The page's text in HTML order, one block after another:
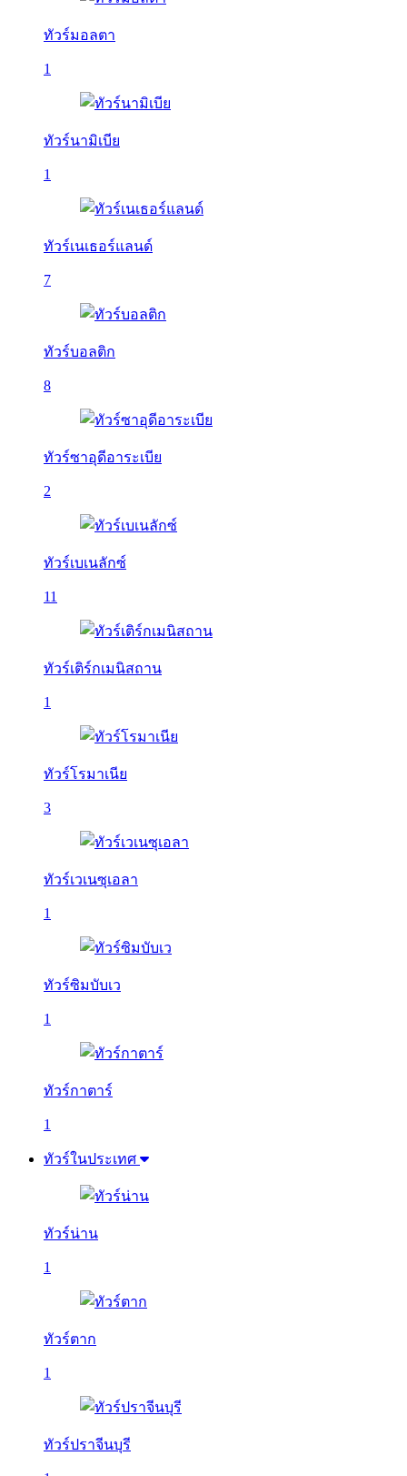
ทัวร์มอลตา
1
ทัวร์นามิเบีย
1
ทัวร์เนเธอร์แลนด์
7
ทัวร์บอลติก
8
ทัวร์ซาอุดีอาระเบีย
2
ทัวร์เบเนลักซ์
11
ทัวร์เติร์กเมนิสถาน
1
ทัวร์โรมาเนีย
3
ทัวร์เวเนซุเอลา
1
ทัวร์ซิมบับเว
1
ทัวร์กาตาร์
1
ทัวร์ในประเทศ
ทัวร์น่าน
1
ทัวร์ตาก
1
ทัวร์ปราจีนบุรี